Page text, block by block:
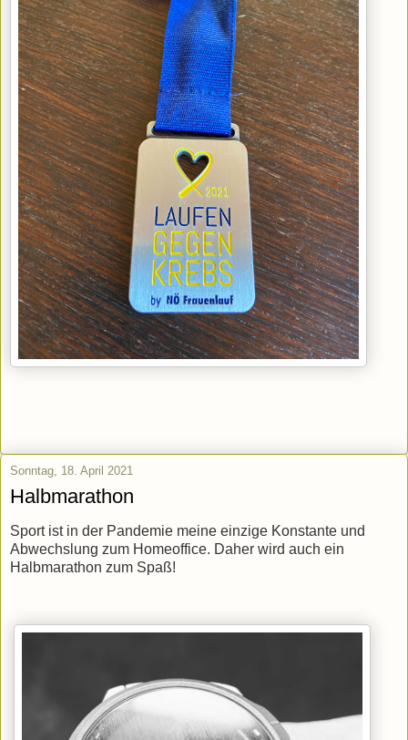
Sonntag, 18. April 2021
Halbmarathon
Sport ist in der Pandemie meine einzige Konstante und
Abwechslung zum Homeoffice. Daher wird auch ein
Halbmarathon zum Spaß!